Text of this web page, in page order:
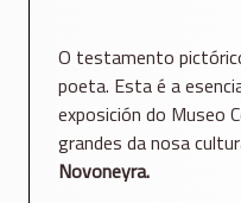
O testamento
poeta. Esta é a
exposición do Museo
grandes da nosa
Novoneyra.